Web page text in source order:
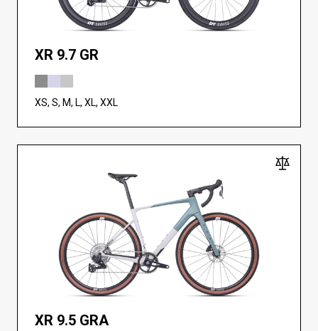
XR 9.7 GR
XS, S, M, L, XL, XXL
XR 9.5 GRA